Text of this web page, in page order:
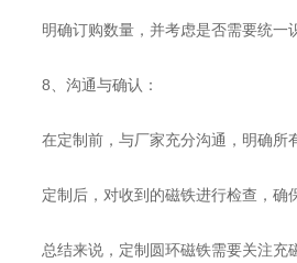
明确订购数量，并考虑是否需要统一
8、沟通与确认：
在定制前，与厂家充分沟通，明确所
定制后，对收到的磁铁进行检查，确
总结来说，定制圆环磁铁需要关注充